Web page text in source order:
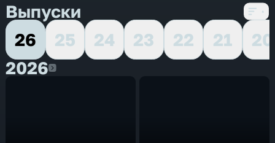
Выпуски
26
25 24 23 22 21
20
20262026